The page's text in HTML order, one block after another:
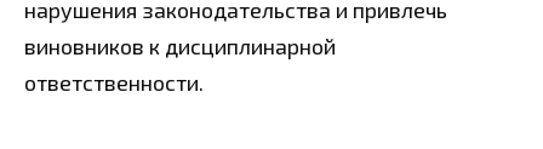
нарушения законодательства и привлечь
виновников к дисциплинарной
ответственности.